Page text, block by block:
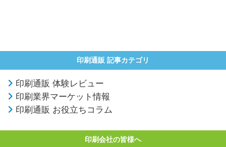
印刷通販 記事カテゴリ
印刷通販 体験レビュー
印刷業界マーケット情報
印刷通販 お役立ちコラム
印刷会社の皆様へ